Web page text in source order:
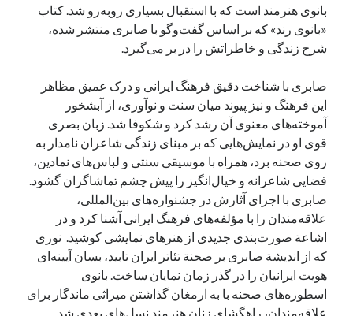
بانوی هنرمند است که با استقبال بسیاری روبه‌رو شد. کتاب
«بانوی رند» که بر اساس گفت‌وگو با صابری منتشر شده،
شرح زندگی و خاطراتش را در بر می‌گیرد.
صابری با شناخت دقیق فرهنگ ایرانی و درک عمیق مظاهر
این فرهنگ و نیز پیوند میان سنت و نوآوری، از آبشخور
آموخته‌های معنوی آن رشد کرد و شکوفا شد. زبان بصری
قوی او در نمایش‌هایی که بر مبنای زندگی شاعران نامدار به
روی صحنه برد، همراه با موسیقی سنتی و لباس‌های نمادین،
فضایی شاعرانه و خیال‌انگیز را پیش چشم تماشاگران گشود.
صابری با اجرای آثارش در جشنواره‌های بین‌المللی،
علاقه‌مندان را با مؤلفه‌های فرهنگ ایرانی آشنا کرد و در
اشاعة صورت‌بندی جدیدی از هنرهای نمایشی کوشید. نوری
که از اندیشة صابری بر صحنة تئاتر ایران تابید، بسان آیینه‌ای
هویت ایرانیان را در گذر زمان نمایان ساخت. بانوی
اسطوره‌های صحنه با به ارمغان گذاشتن میراثی ماندگار برای
علاقه‌مندان، راهگشای زنان هنرمند نسل‌های بعدی شد.